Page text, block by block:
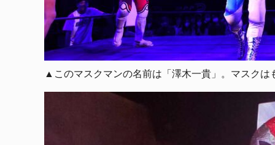
▲このマスクマンの名前は「澤木一貴」。マスクは